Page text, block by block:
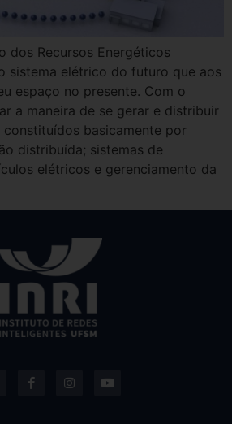
dos Recursos Energéticos
sistema elétrico do futuro que aos
espaço no presente. Com o
a maneira de se gerar e distribuir
constituídos basicamente por
distribuída; sistemas de
elétricos e gerenciamento da